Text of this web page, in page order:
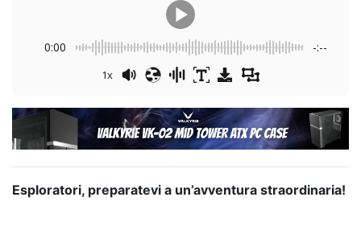
0:00 -:--
1x
Esploratori, preparatevi a un’avventura straordinaria!